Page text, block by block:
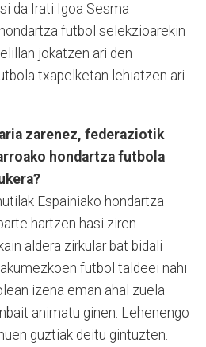
da Irati Igoa Sesma
futbol selekzioarekin
jokatzen ari den
txapelketan lehiatzen ari
zarenez, federaziotik
hondartza futbola
Espainiako hondartza
hartzen hasi ziren.
aldera zirkular bat bidali
futbol taldeei nahi
izena eman ahal zuela
animatu ginen. Lehenengo
guztiak deitu gintuzten.